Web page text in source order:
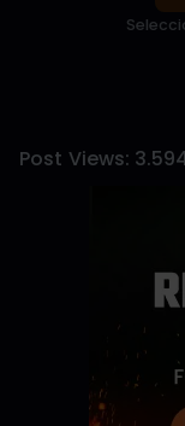
Post Views: